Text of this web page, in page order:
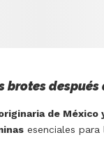
brotes
de
esenciales